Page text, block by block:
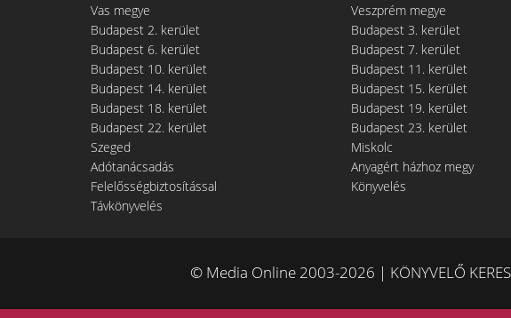
Vas megye
Veszprém megye
Budapest 2. kerület
Budapest 3. kerület
Budapest 6. kerület
Budapest 7. kerület
Budapest 10. kerület
Budapest 11. kerület
Budapest 14. kerület
Budapest 15. kerület
Budapest 18. kerület
Budapest 19. kerület
Budapest 22. kerület
Budapest 23. kerület
Szeged
Miskolc
Adótanácsadás
Anyagért házhoz megy
Felelősségbiztosítással
Könyvelés
Távkönyvelés
© Media Online 2003-2026 | KÖNYVELŐ